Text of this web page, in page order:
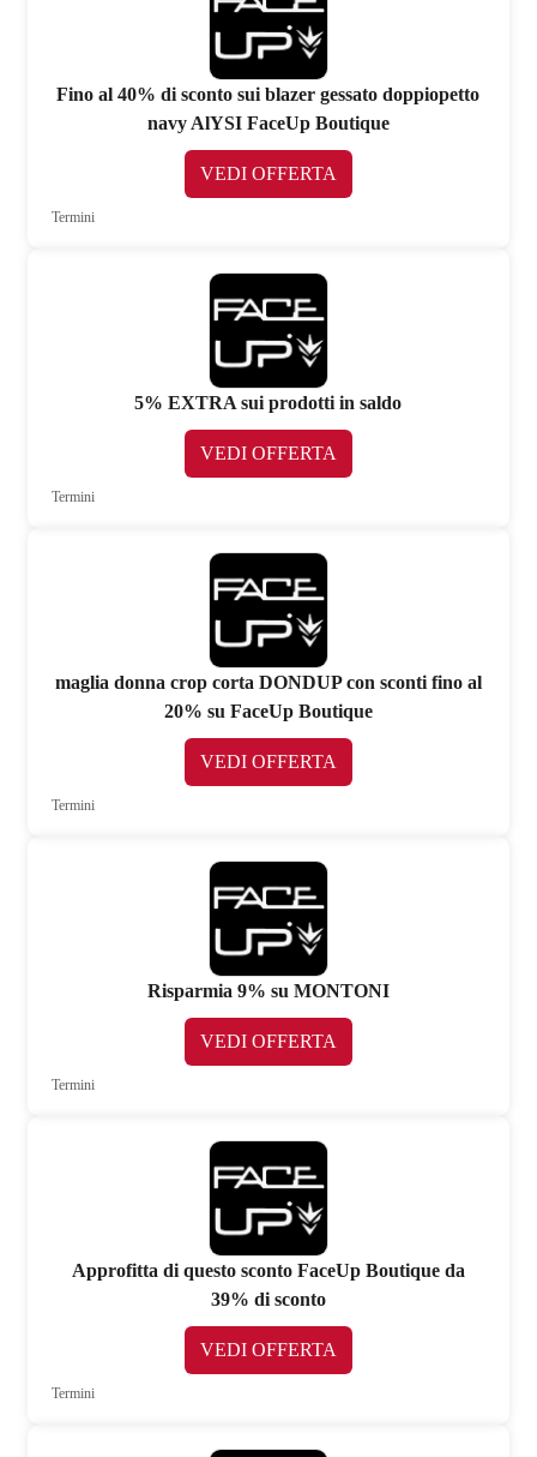
Fino al 40% di sconto sui blazer gessato doppiopetto
navy AlYSI FaceUp Boutique
VEDI OFFERTA
Termini
5% EXTRA sui prodotti in saldo
VEDI OFFERTA
Termini
maglia donna crop corta DONDUP con sconti fino al
20% su FaceUp Boutique
VEDI OFFERTA
Termini
Risparmia 9% su MONTONI
VEDI OFFERTA
Termini
Approfitta di questo sconto FaceUp Boutique da
39% di sconto
VEDI OFFERTA
Termini